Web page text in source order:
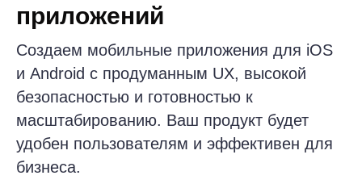
Мобильное приложение для
отслеживания здоровых привычек